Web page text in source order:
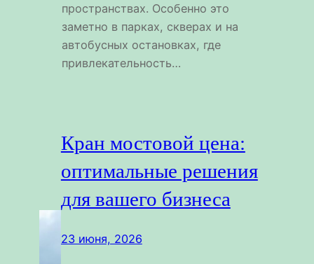
пространствах. Особенно это
заметно в парках, скверах и на
автобусных остановках, где
привлекательность…
Кран мостовой цена:
оптимальные решения
для вашего бизнеса
23 июня, 2026